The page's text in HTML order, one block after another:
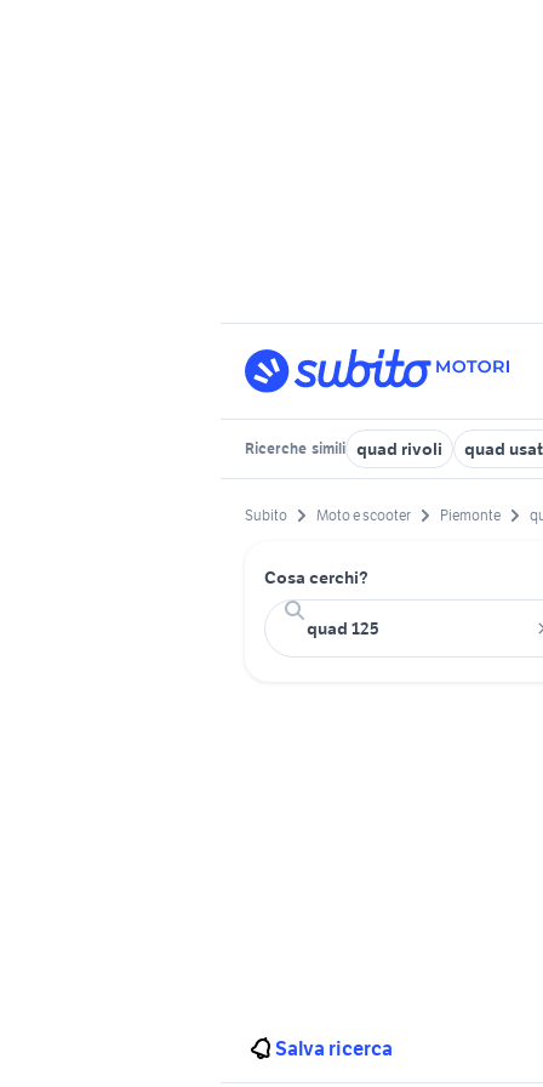
Ricerche simili quad rivoli quad
Subito Moto e scooter Piemonte
Cosa cerchi?
Salva ricerca